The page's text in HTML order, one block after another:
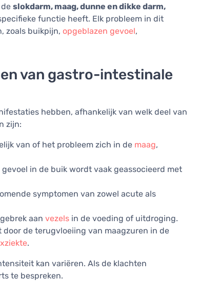
slokdarm, maag, dunne en dikke darm,
functie heeft. Elk probleem in dit
zoals buikpijn, opgeblazen gevoel,
van gastro-intestinale
hebben, afhankelijk van welk deel van
zijn:
van of het probleem zich in de maag,
gevoel in de buik wordt vaak geassocieerd met
symptomen van zowel acute als
aan vezels in de voeding of uitdroging.
de terugvloeiing van maagzuren in de
.
kan variëren. Als de klachten
te bespreken.